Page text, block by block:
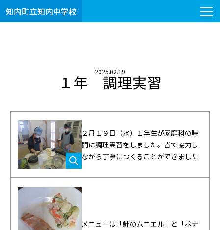
知内町立知内中学校
2025.02.19
１年 調理実習
２月１９日（水）１年生が家庭科の時
間に調理実習をしました。皆で協力し
ながら丁寧につくることができました
メニューは「鮭のムニエル」と「ポテ